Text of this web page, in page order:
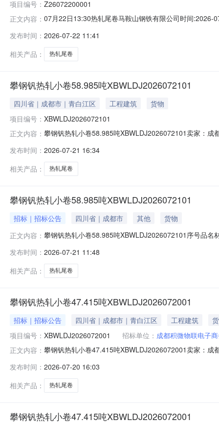
项目编号： Z26072200001
正文内容： 07月22日13:30热轧尾卷马鞍山钢铁有限公司时间
保证金：￥500.00元交易保证金：￥500.00元竞价保
发布时间： 2026-07-22 11:41
相关产品：
热轧尾卷
攀钢钒热轧小卷58.985吨XBWLDJ2026072101
四川省｜成都市｜青白江区 工程建筑
货物
项目编号： XBWLDJ2026072101
正文内容： 攀钢钒热轧小卷58.985吨XBWLDJ2026072101卖家：
钢钒1/2.275轧烂(因非计划产品的特殊性，可能存在与
发布时间： 2026-07-21 16:34
相关产品：
热轧尾卷
攀钢钒热轧小卷58.985吨XBWLDJ2026072101
招标｜招标公告 四川省｜成都市 其他
货物
正文内容： 攀钢钒热轧小卷58.985吨XBWLDJ2026072101序号品
热轧尾卷（小卷）S355MC(X)2*1145*C攀钢钒1/1.9破
发布时间： 2026-07-21 11:48
相关产品：
热轧尾卷
攀钢钒热轧小卷47.415吨XBWLDJ2026072001
招标｜招标公告 四川省｜成都市｜青白江区 工程建筑
项目编号： XBWLDJ2026072001 招标单位： 成都积微物联电子
正文内容： 攀钢钒热轧小卷47.415吨XBWLDJ2026072001卖家：
1/1.795折边(因非计划产品的特殊性，可能存在与描述
发布时间： 2026-07-20 16:03
相关产品：
热轧尾卷
攀钢钒热轧小卷47.415吨XBWLDJ2026072001